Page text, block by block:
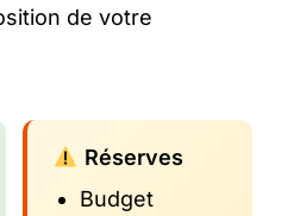
de votre
Réserves
Budget